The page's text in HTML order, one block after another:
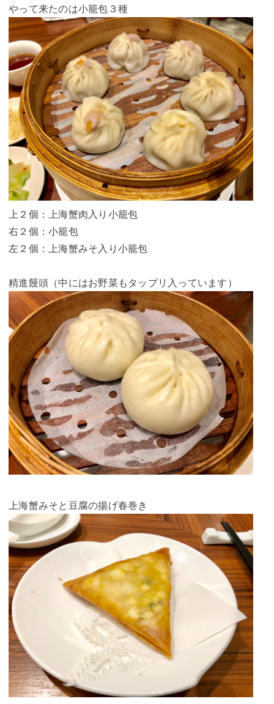
やって来たのは小籠包３種
上２個：上海蟹肉入り小籠包
右２個：小籠包
左２個：上海蟹みそ入り小籠包
精進饅頭（中にはお野菜もタップリ入っています）
上海蟹みそと豆腐の揚げ春巻き